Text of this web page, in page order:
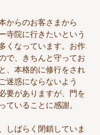
からのお客さまから
寺院に行きたいという
くなっています。お作
で、きちんと守ってお
、本格的に修行をされ
迷惑にならないよう
要がありますが、門を
ていることに感謝。
しばらく閉鎖していま